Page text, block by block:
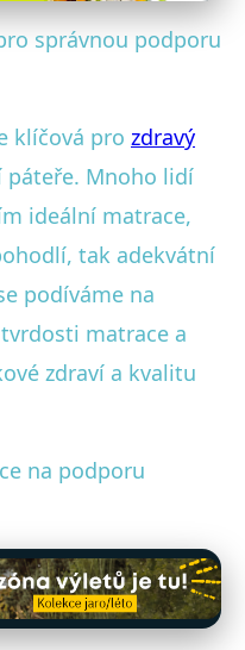
Matraci
a
správnou podporu
klíčová pro zdravý
páteře. Mnoho lidí
ideální matrace,
tak adekvátní
podíváme na
matrace a
zdraví a kvalitu
na podporu